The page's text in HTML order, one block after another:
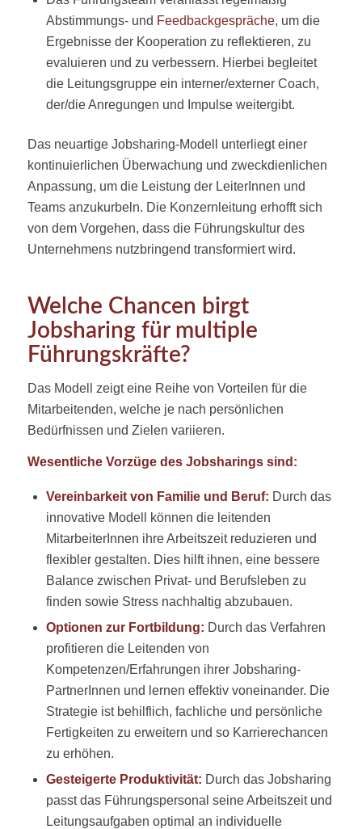
Abstimmungs- und Feedbackgespräche, um die
Ergebnisse der Kooperation zu reflektieren, zu
evaluieren und zu verbessern. Hierbei begleitet
die Leitungsgruppe ein interner/externer Coach,
der/die Anregungen und Impulse weitergibt.
Das neuartige Jobsharing-Modell unterliegt einer
kontinuierlichen Überwachung und zweckdienlichen
Anpassung, um die Leistung der LeiterInnen und
Teams anzukurbeln. Die Konzernleitung erhofft sich
von dem Vorgehen, dass die Führungskultur des
Unternehmens nutzbringend transformiert wird.
Welche Chancen birgt
Jobsharing für multiple
Führungskräfte?
Das Modell zeigt eine Reihe von Vorteilen für die
Mitarbeitenden, welche je nach persönlichen
Bedürfnissen und Zielen variieren.
Wesentliche Vorzüge des Jobsharings sind:
Vereinbarkeit von Familie und Beruf: Durch das
innovative Modell können die leitenden
MitarbeiterInnen ihre Arbeitszeit reduzieren und
flexibler gestalten. Dies hilft ihnen, eine bessere
Balance zwischen Privat- und Berufsleben zu
finden sowie Stress nachhaltig abzubauen.
Optionen zur Fortbildung: Durch das Verfahren
profitieren die Leitenden von
Kompetenzen/Erfahrungen ihrer Jobsharing-
PartnerInnen und lernen effektiv voneinander. Die
Strategie ist behilflich, fachliche und persönliche
Fertigkeiten zu erweitern und so Karrierechancen
zu erhöhen.
Gesteigerte Produktivität: Durch das Jobsharing
passt das Führungspersonal seine Arbeitszeit und
Leitungsaufgaben optimal an individuelle